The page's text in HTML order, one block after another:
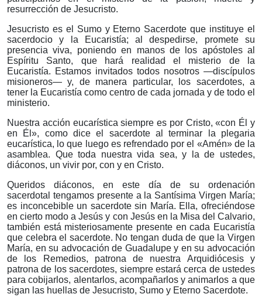
resurrección de Jesucristo.
Jesucristo es el Sumo y Eterno Sacerdote que instituye el
sacerdocio y la Eucaristía; al despedirse, promete su
presencia viva, poniendo en manos de los apóstoles al
Espíritu Santo, que hará realidad el misterio de la
Eucaristía. Estamos invitados todos nosotros —discípulos
misioneros— y, de manera particular, los sacerdotes, a
tener la Eucaristía como centro de cada jornada y de todo el
ministerio.
Nuestra acción eucarística siempre es por Cristo, «con Él y
en Él», como dice el sacerdote al terminar la plegaria
eucarística, lo que luego es refrendado por el «Amén» de la
asamblea. Que toda nuestra vida sea, y la de ustedes,
diáconos, un vivir por, con y en Cristo.
Queridos diáconos, en este día de su ordenación
sacerdotal tengamos presente a la Santísima Virgen María;
es inconcebible un sacerdote sin María. Ella, ofreciéndose
en cierto modo a Jesús y con Jesús en la Misa del Calvario,
también está misteriosamente presente en cada Eucaristía
que celebra el sacerdote. No tengan duda de que la Virgen
María, en su advocación de Guadalupe y en su advocación
de los Remedios, patrona de nuestra Arquidiócesis y
patrona de los sacerdotes, siempre estará cerca de ustedes
para cobijarlos, alentarlos, acompañarlos y animarlos a que
sigan las huellas de Jesucristo, Sumo y Eterno Sacerdote.